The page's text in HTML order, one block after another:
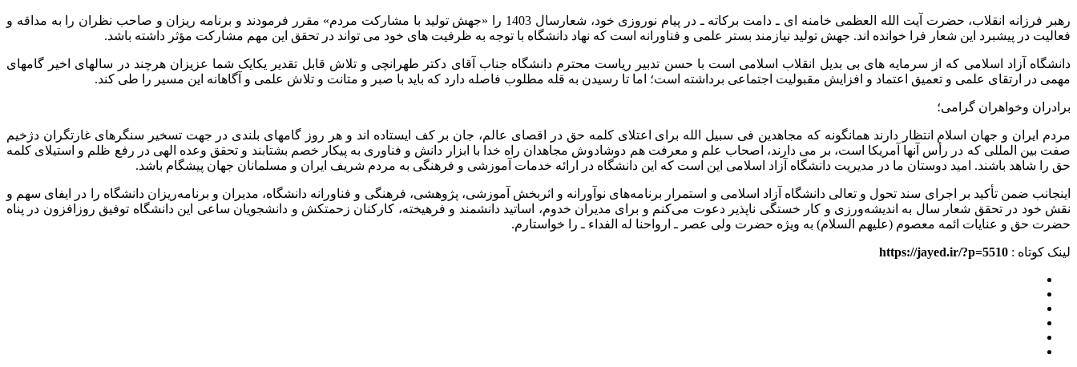
رهبر فرزانه انقلاب، حضرت آیت الله العظمی خامنه ای ـ دامت برکاته ـ در پیام نوروزی خود، شعارسال 1403 را «جهش تولید با مشارکت مردم» مقرر فرمودند و برنامه ریزان و صاحب نظران را به مداقه و
فعالیت در پیشبرد این شعار فرا خوانده اند. جهش تولید نیازمند بستر علمی و فناورانه است که نهاد دانشگاه با توجه به ظرفیت های خود می تواند در تحقق این مهم مشارکت مؤثر داشته باشد.
دانشگاه آزاد اسلامی که از سرمایه های بی بدیل انقلاب اسلامی است با حسن تدبیر ریاست محترم دانشگاه جناب آقای دکتر طهرانچی و تلاش قابل تقدیر یکایک شما عزیزان هرچند در سالهای اخیر گامهای
مهمی در ارتقای علمی و تعمیق اعتماد و افزایش مقبولیت اجتماعی برداشته است؛ اما تا رسیدن به قله مطلوب فاصله دارد که باید با صبر و متانت و تلاش علمی و آگاهانه این مسیر را طی کند.
برادران وخواهران گرامی؛
مردم ایران و جهان اسلام انتظار دارند همانگونه که مجاهدین فی سبیل الله برای اعتلای کلمه حق در اقصای عالم، جان بر کف ایستاده اند و هر روز گامهای بلندی در جهت تسخیر سنگرهای غارتگران دژخیم
صفت بین المللی که در رأس آنها آمریکا است، بر می دارند، اصحاب علم و معرفت هم دوشادوش مجاهدان راه خدا با ابزار دانش و فناوری به پیکار خصم بشتابند و تحقق وعده الهی در رفع ظلم و استیلای کلمه
حق را شاهد باشند. امید دوستان ما در مدیریت دانشگاه آزاد اسلامی این است که این دانشگاه در ارائه خدمات آموزشی و فرهنگی به مردم شریف ایران و مسلمانان جهان پیشگام باشد.
اینجانب ضمن تأکید بر اجرای سند تحول و تعالی دانشگاه آزاد اسلامی و استمرار برنامه‌های نوآورانه و اثربخش آموزشی، پژوهشی، فرهنگی و فناورانه دانشگاه، مدیران و برنامه‌ریزان دانشگاه را در ایفای سهم و
نقش خود در تحقق شعار سال به اندیشه‌ورزی و کار خستگی ناپذیر دعوت می‌کنم و برای مدیران خدوم، اساتید دانشمند و فرهیخته، کارکنان زحمتکش و دانشجویان ساعی این دانشگاه توفیق روزافزون در پناه
حضرت حق و عنایات ائمه معصوم (علیهم السلام) به ویژه حضرت ولی عصر ـ ارواحنا له الفداء ـ را خواستارم.
لینک کوتاه : https://jayed.ir/?p=5510